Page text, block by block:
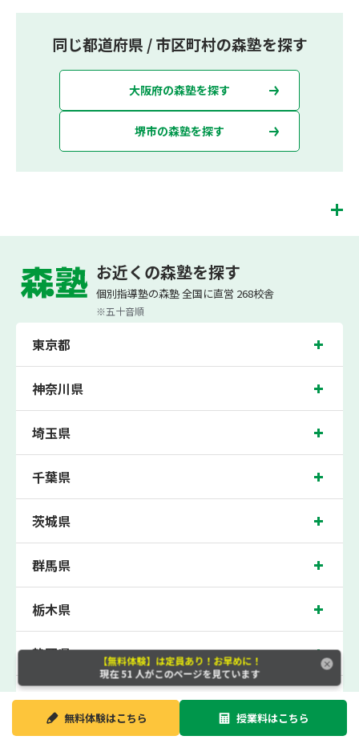
同じ都道府県 / 市区町村の森塾を探す
大阪府の森塾を探す
堺市の森塾を探す
（算数・英語・国語）[個別]とDOJO[集団]、中学生は5科目（数学・英語・国語・
理科・社会）、高校生は7科目（数学・英語・国語[古典・現代文]・理科[物理・化
学・生物・地学]・地理歴史・公民・小論文）を提供しています。
また、個別指導塾「森塾」では「成績保証制度」を提供しており、高校生の入塾後
満でご入塾の場合、受講科目が1科目で+20点以上。60点以上でご入塾の場合、そ
上がらなければ、3学期目の対象科目授業料を全額免除し、1学期間無料で指導させ
ていただきます。＊定期テストの一科目あたりの満点数が100点でない地域では、
100点満点に換算した場合の上記 記載点数相当の内容を保証させていただきます。
箇荘中学校、金岡北中学校、長尾中学校、松原第五中学校の各中学校の生徒さん、
北花田近くの塾・個別指導塾。堺市北区の小学生・中学生・高校生の成績アップの
塾・個別指導塾なら「森塾 北花田校へ」。
御堂筋線北花田駅徒歩5分に位置する塾・個別指導塾で、大阪府堺市北区の保護者
ります。無料体験受付中です！
お近くの森塾を探す
個別指導塾の森塾 全国に直営 268校舎
※五十音順
東京都
神奈川県
埼玉県
千葉県
茨城県
群馬県
栃木県
静岡県
大阪府
【無料体験】は定員あり！お早めに！
現在51 人がこのページを見ています
無料体験はこちら 授業料はこちら